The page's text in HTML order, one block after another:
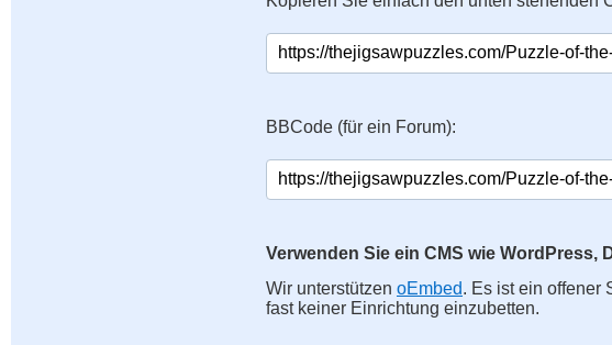
BBCode (für ein Forum):
Verwenden Sie ein CMS wie WordPress,
Wir unterstützen oEmbed. Es ist ein offener
fast keiner Einrichtung einzubetten.